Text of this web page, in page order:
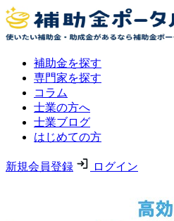
補助金を探す
専門家を探す
コラム
士業の方へ
士業ブログ
はじめての方
新規会員登録 ログイン